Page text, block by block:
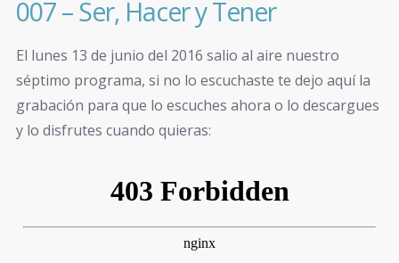
007 – Ser, Hacer y Tener
El lunes 13 de junio del 2016 salio al aire nuestro
séptimo programa, si no lo escuchaste te dejo aquí la
grabación para que lo escuches ahora o lo descargues
y lo disfrutes cuando quieras: